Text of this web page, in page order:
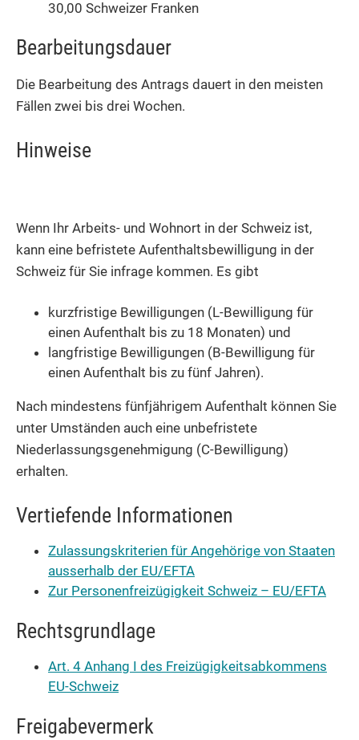
30,00 Schweizer Franken
Bearbeitungsdauer
Die Bearbeitung des Antrags dauert in den meisten
Fällen zwei bis drei Wochen.
Hinweise
Wenn Ihr Arbeits- und Wohnort in der Schweiz ist,
kann eine befristete Aufenthaltsbewilligung in der
Schweiz für Sie infrage kommen. Es gibt
kurzfristige Bewilligungen (L-Bewilligung für
einen Aufenthalt bis zu 18 Monaten) und
langfristige Bewilligungen (B-Bewilligung für
einen Aufenthalt bis zu fünf Jahren).
Nach mindestens fünfjährigem Aufenthalt können Sie
unter Umständen auch eine unbefristete
Niederlassungsgenehmigung (C-Bewilligung)
erhalten.
Vertiefende Informationen
Zulassungskriterien für Angehörige von Staaten
ausserhalb der EU/EFTA
Zur Personenfreizügigkeit Schweiz – EU/EFTA
Rechtsgrundlage
Art. 4 Anhang I des Freizügigkeitsabkommens
EU-Schweiz
Freigabevermerk